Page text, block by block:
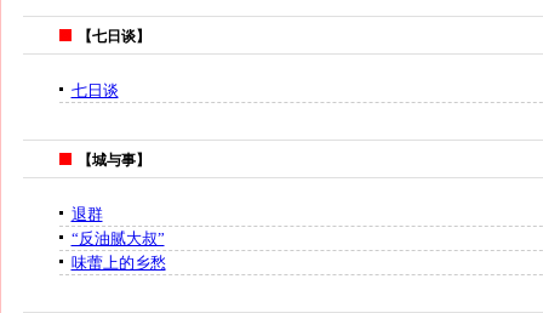
【七日谈】
七日谈
【城与事】
退群
“反油腻大叔”
味蕾上的乡愁